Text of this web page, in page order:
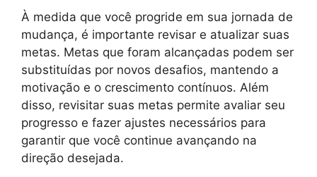
À medida que você progride em sua jornada de
mudança, é importante revisar e atualizar suas
metas. Metas que foram alcançadas podem ser
substituídas por novos desafios, mantendo a
motivação e o crescimento contínuos. Além
disso, revisitar suas metas permite avaliar seu
progresso e fazer ajustes necessários para
garantir que você continue avançando na
direção desejada.